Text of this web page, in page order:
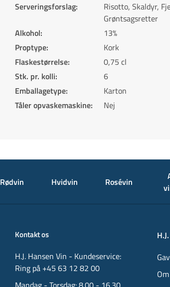
Serveringsforslag:
Risotto, Skaldyr,
Grøntsagsretter
Alkohol:
13%
Proptype:
Kork
Flaskestørrelse:
0,75 cl
Stk. pr. kolli:
6
Emballagetype:
Karton
Tåler opvaskemaskine: Nej
Rødvin Hvidvin Rosévin
Kontakt os
H.J. Hansen Vin - Kundeservice:
Ring på +45 63 12 82 00